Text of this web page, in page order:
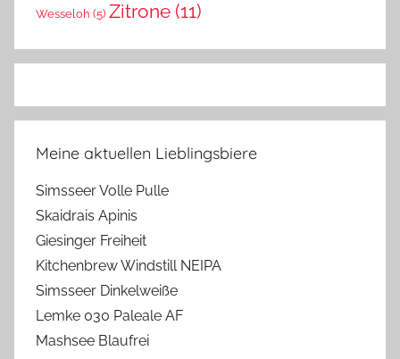
Wesseloh (5) Zitrone (11)
Meine aktuellen Lieblingsbiere
Simsseer Volle Pulle
Skaidrais Apinis
Giesinger Freiheit
Kitchenbrew Windstill NEIPA
Simsseer Dinkelweiße
Lemke 030 Paleale AF
Mashsee Blaufrei